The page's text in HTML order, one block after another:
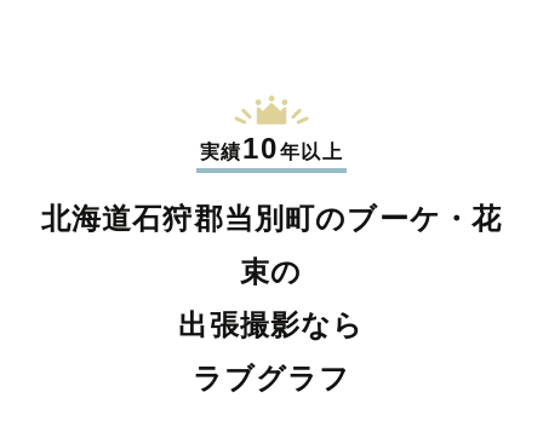
実績10年以上
北海道石狩郡当別町のブーケ・花
束の
出張撮影なら
ラブグラフ